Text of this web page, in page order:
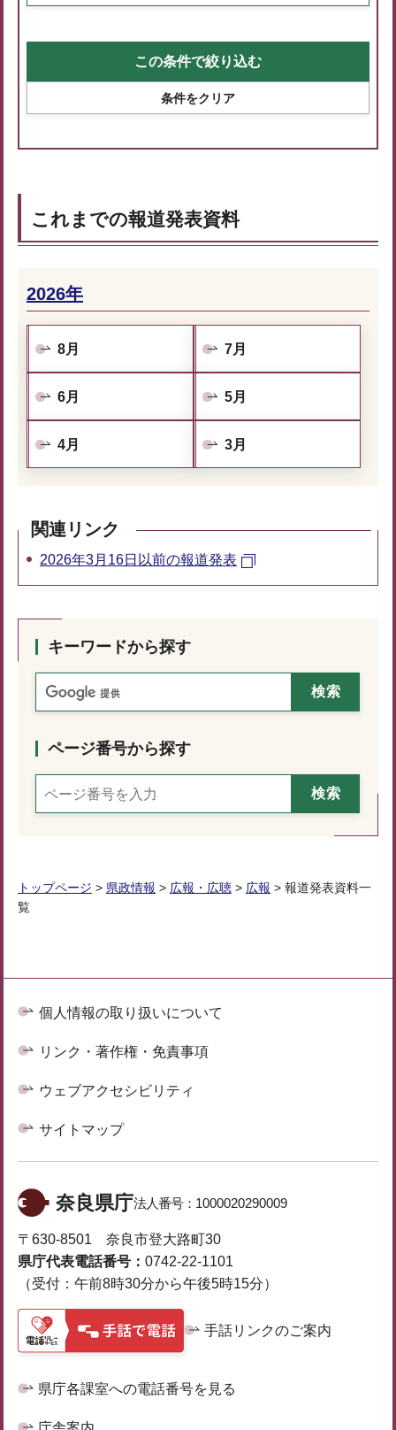
これまでの報道発表資料
2026年
8月 7月
6月 5月
4月 3月
関連リンク
2026年3月16日以前の報道発表
キーワードから探す
ページ番号から探す
トップページ > 県政情報 > 広報・広聴 > 広報 > 報道発表資料一
覧
個人情報の取り扱いについて
リンク・著作権・免責事項
ウェブアクセシビリティ
サイトマップ
奈良県庁法人番号： 1000020290009
〒630-8501 奈良市登大路町30
県庁代表電話番号： 0742-22-1101
（受付：午前8時30分から午後5時15分）
手話リンクのご案内
県庁各課室への電話番号を見る